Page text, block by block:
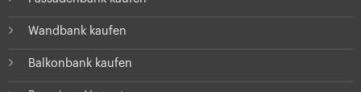
Wandbank kaufen
Balkonbank kaufen